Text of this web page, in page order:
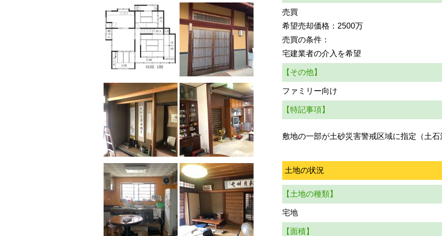
売買
希望売却価格：2500万
売買の条件：
宅建業者の介入を希望
【その他】
ファミリー向け
【特記事項】
敷地の一部が土砂災害警戒区域に指定（土石
土地の状況
【土地の種類】
宅地
【面積】